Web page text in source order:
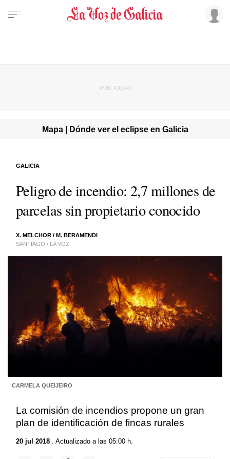
Mapa | Dónde ver el eclipse en Galicia
Peligro de incendio: 2,7 millones de
parcelas sin propietario conocido
X. MELCHOR / M. BERAMENDI
SANTIAGO / LA VOZ
GALICIA
CARMELA QUEIJEIRO
La comisión de incendios propone un gran
plan de identificación de fincas rurales
20 jul 2018 . Actualizado a las 05:00 h.